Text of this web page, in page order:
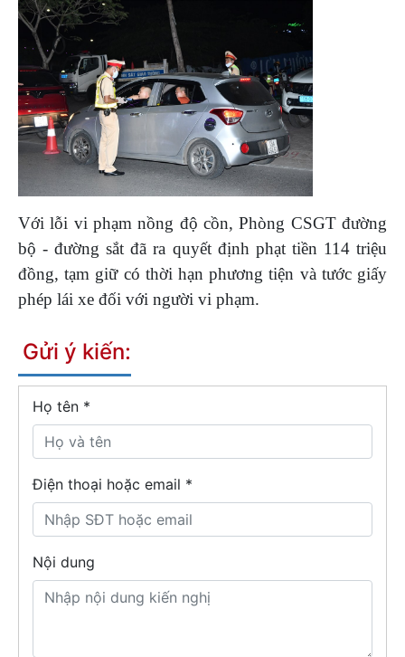
Với lỗi vi phạm nồng độ cồn, Phòng CSGT đường
bộ - đường sắt đã ra quyết định phạt tiền 114 triệu
đồng, tạm giữ có thời hạn phương tiện và tước giấy
phép lái xe đối với người vi phạm.
Gửi ý kiến:
Họ tên *
Điện thoại hoặc email *
Nội dung